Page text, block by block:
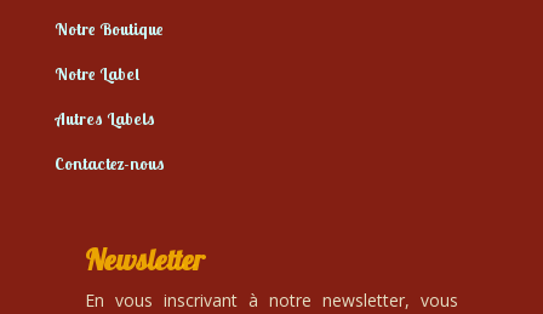
Notre Boutique
Notre Label
Autres Labels
Contactez-nous
Newsletter
En vous inscrivant à notre newsletter, vous